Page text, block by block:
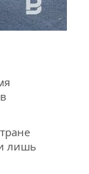
лишь